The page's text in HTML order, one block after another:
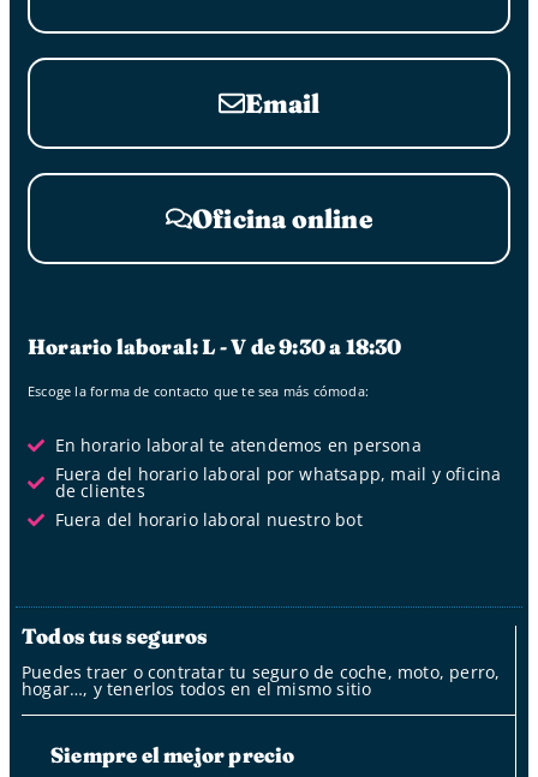
Email
Oficina online
Horario laboral: L - V de 9:30 a 18:30
Escoge la forma de contacto que te sea más cómoda:
En horario laboral te atendemos en persona
Fuera del horario laboral por whatsapp, mail y oficina
de clientes
Fuera del horario laboral nuestro bot
Todos tus seguros
Puedes traer o contratar tu seguro de coche, moto, perro,
hogar…, y tenerlos todos en el mismo sitio
Siempre el mejor precio